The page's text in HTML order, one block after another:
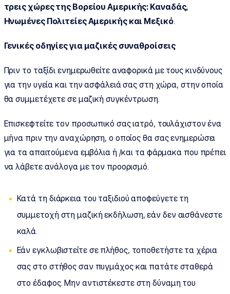
τρεις χώρες της Βορείου Αμερικής: Καναδάς,
Ηνωμένες Πολιτείες Αμερικής και Μεξικό.
Γενικές οδηγίες για μαζικές συναθροίσεις
Πριν το ταξίδι ενημερωθείτε αναφορικά με τους κινδύνους
για την υγεία και την ασφάλειά σας στη χώρα, στην οποία
θα συμμετέχετε σε μαζική συγκέντρωση.
Επισκεφτείτε τον προσωπικό σας ιατρό, τουλάχιστον ένα
μήνα πριν την αναχώρηση, ο οποίος θα σας ενημερώσει
για τα απαιτούμενα εμβόλια ή /και τα φάρμακα που πρέπει
να λάβετε ανάλογα με τον προορισμό.
Κατά τη διάρκεια του ταξιδιού αποφεύγετε τη
συμμετοχή στη μαζική εκδήλωση, εάν δεν αισθάνεστε
καλά.
Εάν εγκλωβιστείτε σε πλήθος, τοποθετήστε τα χέρια
σας στο στήθος σαν πυγμάχος και πατάτε σταθερά
στο έδαφος. Μην αντιστέκεστε στη δύναμη του